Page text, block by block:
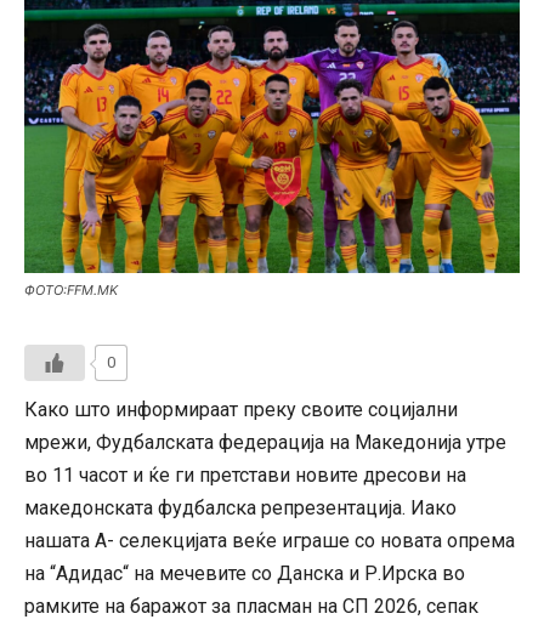
ФОТО:FFM.MK
0
Како што информираат преку своите социјални
мрежи, Фудбалската федерација на Македонија утре
во 11 часот и ќе ги претстави новите дресови на
македонската фудбалска репрезентација. Иако
нашата А- селекцијата веќе играше со новата опрема
на “Адидас“ на мечевите со Данска и Р.Ирска во
рамките на баражот за пласман на СП 2026, сепак